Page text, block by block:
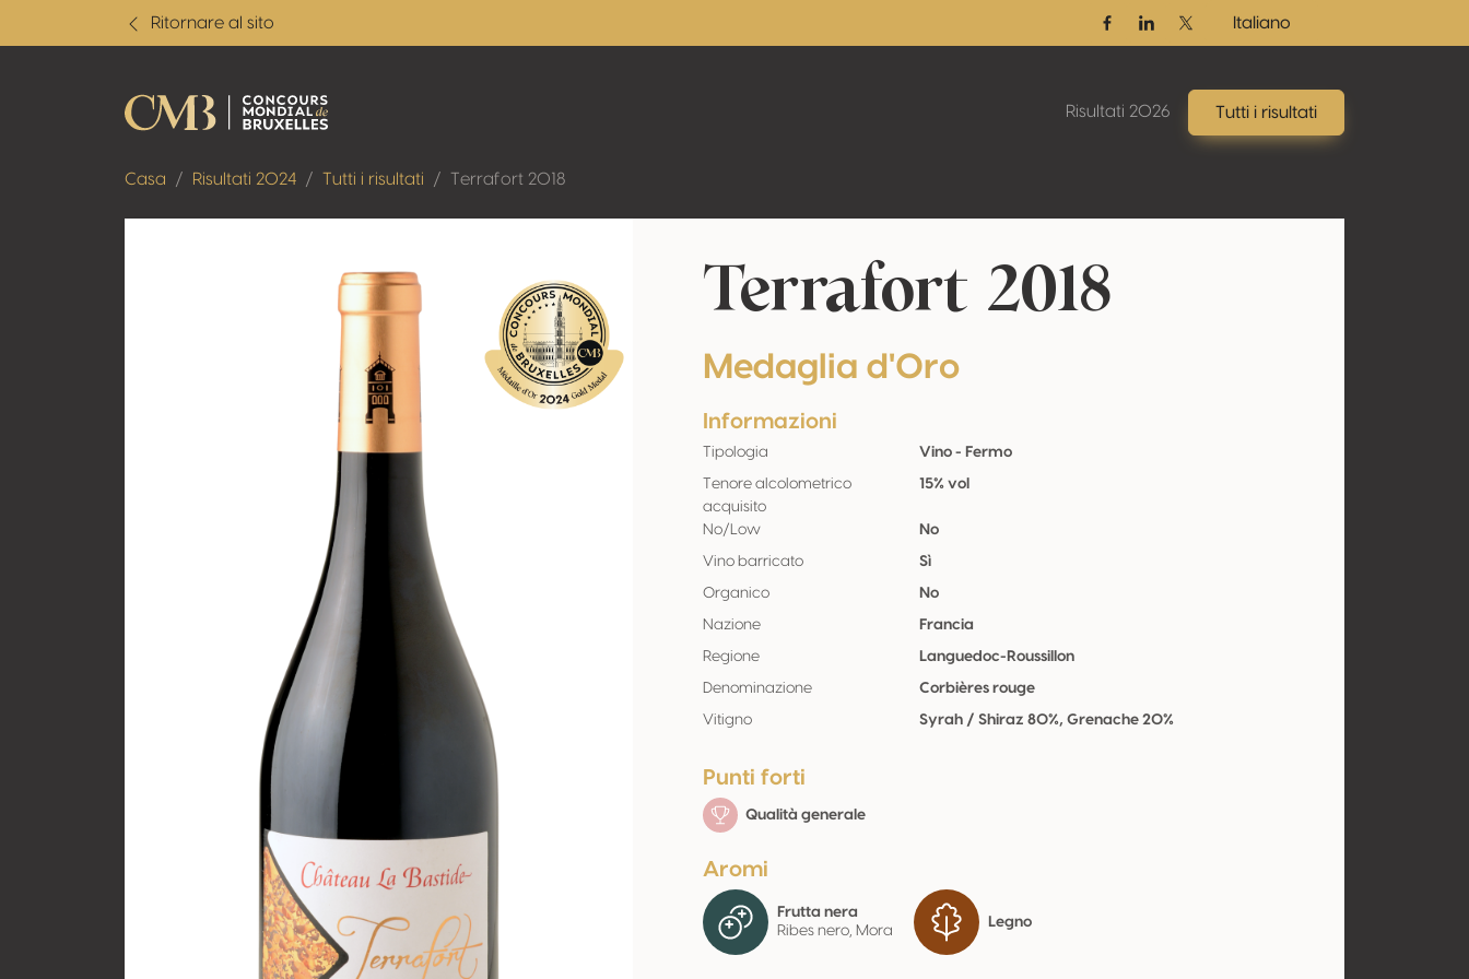
Ritornare al sito
FacebookLinkedinTwitter / X
Italiano
Risultati 2026 Tutti i risultati
Casa Risultati 2024 Tutti i risultati Terrafort 2018
Terrafort 2018
Medaglia d'Oro
Informazioni
Tipologia Vino - Fermo
Tenore alcolometrico
acquisito
15% vol
No/Low No
Vino barricato Sì
Organico No
Nazione Francia
Regione Languedoc-Roussillon
Denominazione Corbières rouge
Vitigno Syrah / Shiraz 80%, Grenache 20%
Punti forti
Qualità generale
Aromi
Frutta nera
Ribes nero, Mora
Legno